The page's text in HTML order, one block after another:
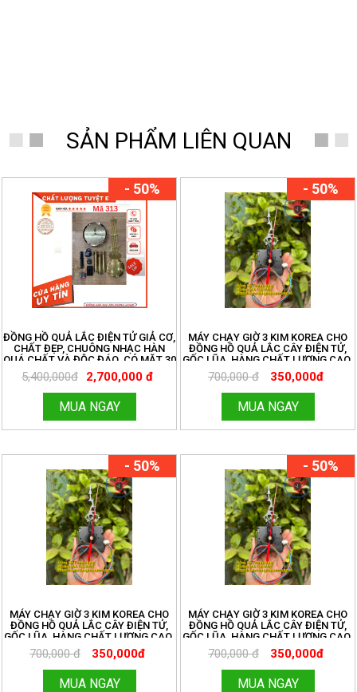
SẢN PHẨM LIÊN QUAN
- 50%
ĐỒNG HỒ QUẢ LẮC ĐIỆN TỬ GIẢ CƠ,
CHẤT ĐẸP, CHUÔNG NHẠC HÀN
QUÁ CHẤT VÀ ĐỘC ĐÁO. CÓ MẶT 30
CM VÀ 32 CM ĐỦ BỘ
5,400,000đ 2,700,000 đ
MUA NGAY
- 50%
MÁY CHẠY GIỜ 3 KIM KOREA CHO
ĐỒNG HỒ QUẢ LẮC CÂY ĐIỆN TỬ,
GỐC LŨA, HÀNG CHẤT LƯỢNG CAO.
ĐỒNG HỒ THANH HÙNG.
HOTLINE:096.188.2921. MÃ 273
700,000 đ 350,000đ
MUA NGAY
- 50%
MÁY CHẠY GIỜ 3 KIM KOREA CHO
ĐỒNG HỒ QUẢ LẮC CÂY ĐIỆN TỬ,
GỐC LŨA, HÀNG CHẤT LƯỢNG CAO.
ĐỒNG HỒ THANH HÙNG.
HOTLINE:096.188.2921. MÃ 273
700,000 đ 350,000đ
MUA NGAY
- 50%
MÁY CHẠY GIỜ 3 KIM KOREA CHO
ĐỒNG HỒ QUẢ LẮC CÂY ĐIỆN TỬ,
GỐC LŨA, HÀNG CHẤT LƯỢNG CAO.
ĐỒNG HỒ THANH HÙNG.
HOTLINE:096.188.2921. MÃ 273
700,000 đ 350,000đ
MUA NGAY